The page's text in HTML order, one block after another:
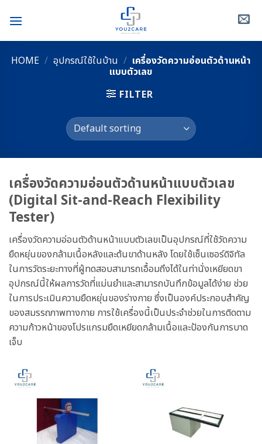
HOME / อุปกรณ์ใช้ในบ้าน / เครื่องวัดความอ่อนตัวด้านหน้า
แบบตัวเลข
FILTER
เครื่องวัดความอ่อนตัวด้านหน้าแบบตัวเลข
(Digital Sit-and-Reach Flexibility
Tester)
เครื่องวัดความอ่อนตัวด้านหน้าแบบตัวเลขเป็นอุปกรณ์ที่ใช้วัดความ
ยืดหยุ่นของกล้ามเนื้อหลังและต้นขาด้านหลัง โดยใช้เซ็นเซอร์ดิจิทัล
ในการวัดระยะทางที่ผู้ทดสอบสามารถเอื้อมถึงได้ในท่านั่งเหยียดขา
อุปกรณ์นี้ให้ผลการวัดที่แม่นยำและสามารถบันทึกข้อมูลได้ง่าย ช่วย
ในการประเมินความยืดหยุ่นของร่างกาย ซึ่งเป็นองค์ประกอบสำคัญ
ของสมรรถภาพทางกาย การใช้เครื่องนี้เป็นประจำช่วยในการติดตาม
ความก้าวหน้าของโปรแกรมยืดเหยียดกล้ามเนื้อและป้องกันการบาด
เจ็บ